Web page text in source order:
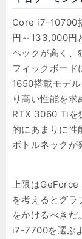
Core i7-10700
円～133,000円
ペックが高く、
フィックボー
1650搭載モデ
り高い性能を
RTX 3060 Tiを
的にあまりに性
ボトルネックが
上限はGeForce
を考えるとグラ
をかけるべき
i7-7700を選ぶ